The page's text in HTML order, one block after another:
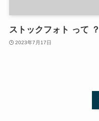
ストックフォト って ？
2023年7月17日